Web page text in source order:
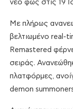
νέο φως στις 19
Με πλήρως
βελτιωμένο real-
Remastered
σειράς.
πλατφόρμες,
demon